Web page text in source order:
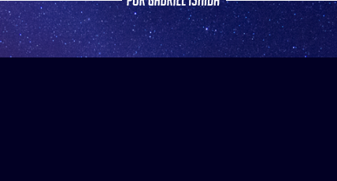
marketing